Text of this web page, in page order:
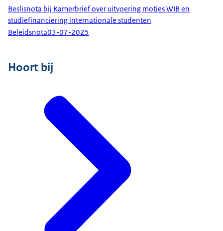
Beslisnota bij Kamerbrief over uitvoering moties WIB en
studiefinanciering internationale studenten
Beleidsnota03-07-2025
Hoort bij